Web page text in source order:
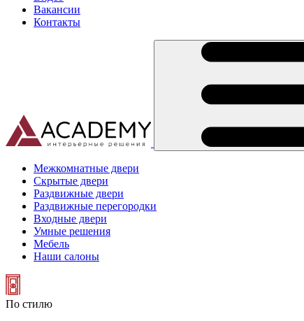
Вакансии
Контакты
Межкомнатные двери
Скрытые двери
Раздвижные двери
Раздвижные перегородки
Входные двери
Умные решения
Мебель
Наши салоны
По стилю